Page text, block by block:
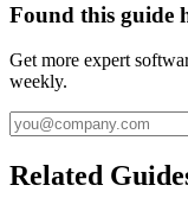
Found this guide
Get more expert
weekly.
Related